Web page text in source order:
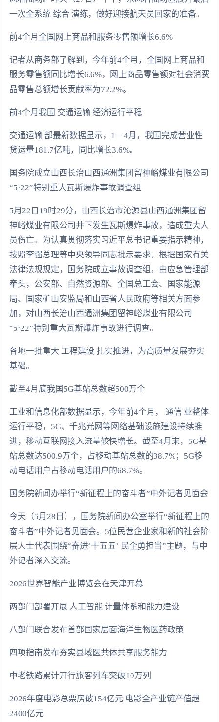
一次全系统 综合 演练，做好迎接航天员回家的准备。
前4个月全国网上商品和服务零售额增长6.6%
记者从商务部了解到，今年前4个月，全国网上商品和
服务零售额同比增长6.6%，网上商品零售额对社会消费
品零售总额增长贡献率为72.2%。
前4个月我国 交通运输 经济运行平稳
交通运输 部最新数据显示，1—4月，我国完成营业性
货运量181.7亿吨，同比增长3.6%。
国务院成立山西长治山西通洲集团留神峪煤业有限公司
“5·22”特别重大瓦斯爆炸事故调查组
5月22日19时29分，山西长治市沁源县山西通洲集团留
神峪煤业有限公司井下发生瓦斯爆炸事故，造成重大人
员伤亡。为认真贯彻落实习近平总书记重要指示精神，
按照李强总理等中央领导同志批示要求，根据国家有关
法律法规规定，国务院成立事故调查组，由应急管理部
牵头，公安部、自然资源部、全国总工会、国家能源
局、国家矿山安监局和山西省人民政府等相关方面参
加，对山西长治山西通洲集团留神峪煤业有限公司
“5·22”特别重大瓦斯爆炸事故进行调查。
各地一批重大 工程建设 扎实推进，为高质量发展夯实
基础。
截至4月底我国5G基站总数超500万个
工业和信息化部数据显示，今年前4个月， 通信 业整体
运行平稳，5G、千兆光网等网络基础设施建设持续推
进，移动互联网接入流量较快增长。截至4月末，5G基
站总数达500.9万个，占移动基站总数的38.7%；5G移
动电话用户占移动电话用户的68.7%。
国务院新闻办举行“新征程上的奋斗者”中外记者见面会
今天（5月28日），国务院新闻办公室举行“新征程上的
奋斗者”中外记者见面会。5位民营企业家和新的社会阶
层人士代表围绕“奋进‘十五五’ 民企勇担当”主题，与中
外记者深入交流。
2026世界智能产业博览会在天津开幕
两部门部署开展 人工智能 计量体系和能力建设
八部门联合发布首部国家层面海洋生物医药政策
四项指南发布夯实县域医共体共享服务能力
中老铁路累计开行旅客列车突破10万列
2026年度电影总票房破154亿元 电影全产业链产值超
2400亿元